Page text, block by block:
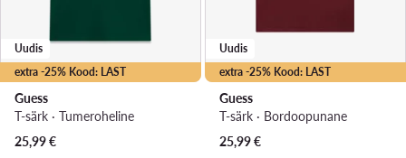
extra -25% Kood: LAST
Uudis
Guess
T-särk · Tumeroheline
25,99€
extra -25% Kood: LAST
Uudis
Guess
T-särk · Bordoopunane
25,99€